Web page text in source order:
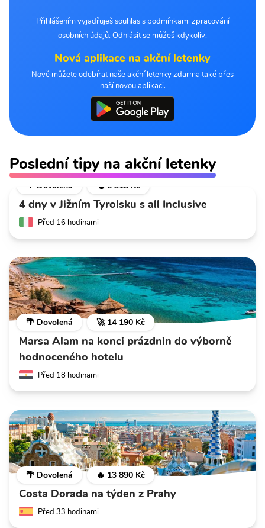
Přihlášením vyjadřuješ souhlas s podmínkami zpracování
osobních údajů. Odhlásit se můžeš kdykoliv.
Nová aplikace na akční letenky
Nově můžete odebírat naše akční letenky zdarma také přes
naší novou aplikaci.
Poslední tipy na akční letenky
🌴 Dovolená 💣 6 318 Kč
4 dny v Jižním Tyrolsku s all Inclusive
Před 16 hodinami
🌴 Dovolená 🚀 14 190 Kč
Marsa Alam na konci prázdnin do výborně
hodnoceného hotelu
Před 18 hodinami
🌴 Dovolená 🔥 13 890 Kč
Costa Dorada na týden z Prahy
Před 33 hodinami